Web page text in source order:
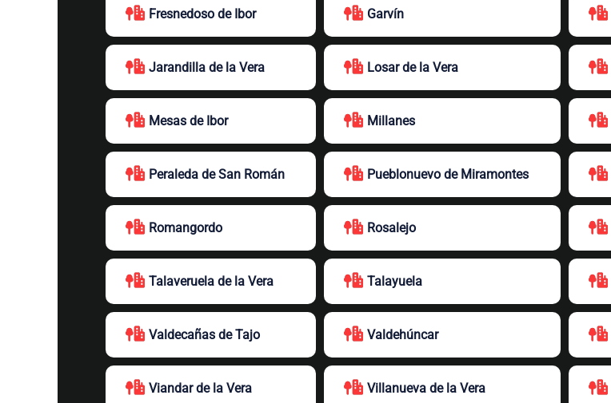
Fresnedoso de Ibor Garvín
Jarandilla de la Vera Losar de la Vera
Mesas de Ibor Millanes
Peraleda de San Román Pueblonuevo de Miramontes
Romangordo Rosalejo
Talaveruela de la Vera Talayuela
Valdecañas de Tajo Valdehúncar
Viandar de la Vera Villanueva de la Vera